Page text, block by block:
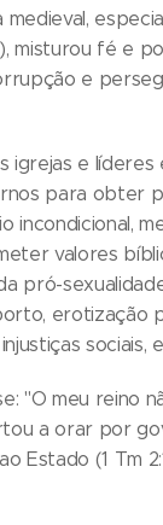
medieval,
misturou fé e
e
igrejas e
para obter
incondicional,
valores
pró-
erotização
sociais,
"O meu reino
a orar por
Estado (1 Tm